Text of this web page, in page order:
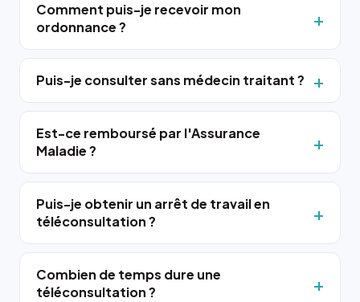
Comment puis-je recevoir mon
ordonnance ?
Puis-je consulter sans médecin traitant ?
Est-ce remboursé par l'Assurance
Maladie ?
Puis-je obtenir un arrêt de travail en
téléconsultation ?
Combien de temps dure une
téléconsultation ?